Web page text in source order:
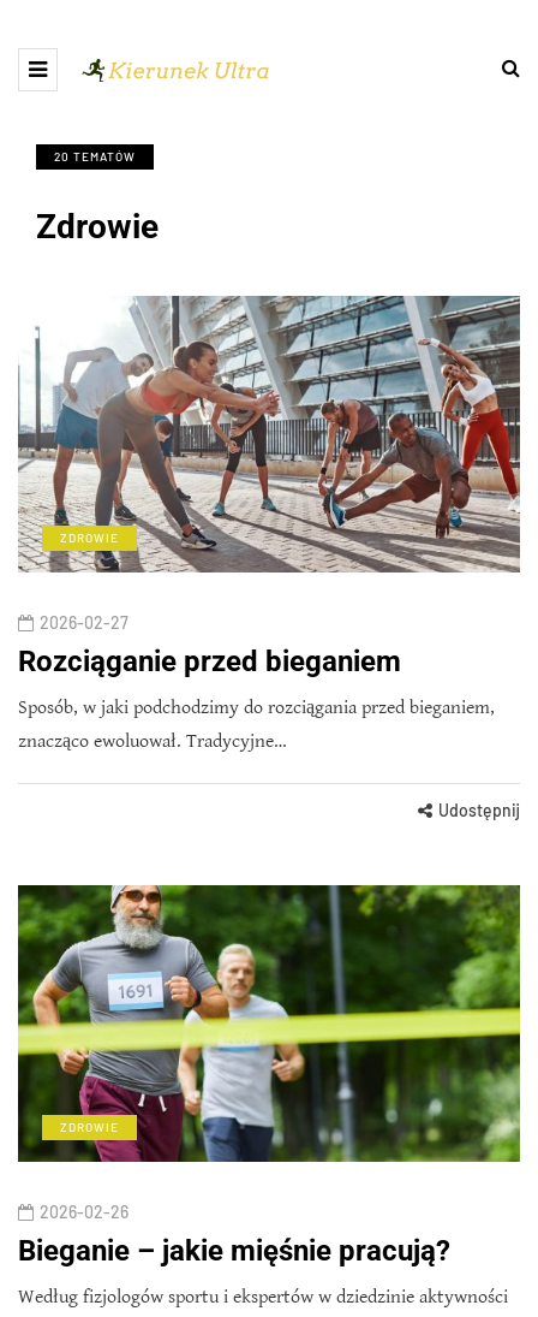
20 TEMATÓW
Zdrowie
ZDROWIE
2026-02-27
Rozciąganie przed bieganiem
Sposób, w jaki podchodzimy do rozciągania przed bieganiem,
znacząco ewoluował. Tradycyjne…
Udostępnij
ZDROWIE
2026-02-26
Bieganie – jakie mięśnie pracują?
Według fizjologów sportu i ekspertów w dziedzinie aktywności